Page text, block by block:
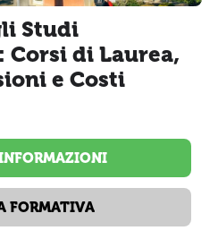
Studi
di Laurea,
e Costi
FORMATIVA